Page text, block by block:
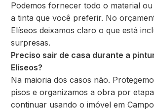
Podemos fornecer todo o material
a tinta que você preferir. No
Elíseos deixamos claro o que está
surpresas.
Preciso sair de casa durante a
Elíseos?
Na maioria dos casos não.
pisos e organizamos a obra por
continuar usando o imóvel em